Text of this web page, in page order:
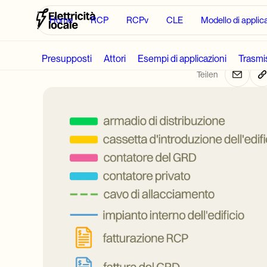
Home RCP RCPv CLE Modello di
Presupposti Attori Esempi di applicazioni
Maximilian
RCPv
Teilen